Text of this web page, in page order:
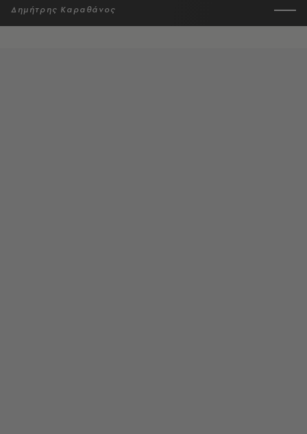
Δημήτρης Καραθάνος